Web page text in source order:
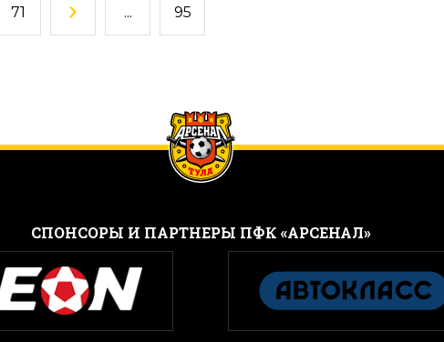
71 ... 95
CПОНСОРЫ И ПАРТНЕРЫ ПФК «АРСЕНАЛ»